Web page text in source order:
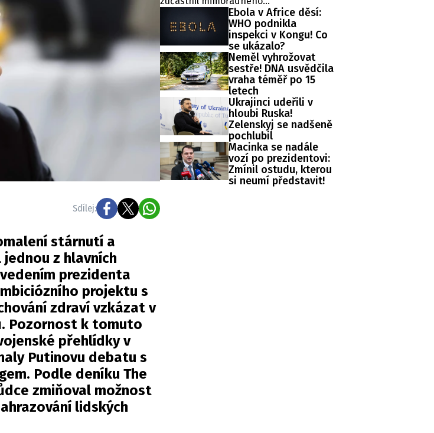
Sdílej:
stárnutí a
z hlavních
prezidenta
projektu s
zdraví vzkázat v
Pozornost k tomuto
přehlídky v
Putinovu debatu s
Podle deníku The
zmiňoval možnost
lidských
videokonferenčního jednání ministrů
vnitra členských států Evropské unie
svolaného v reakci na migrační situaci
ve španělské exklávě Ceuta. Hlavním
tématem byl aktuální vývoj, přijatá
opatření i další postup při ochraně
vnějších hranic Evropské unie.
Ebola v Africe děsí:
WHO podnikla
inspekci v Kongu! Co
se ukázalo?
Neměl vyhrožovat
sestře! DNA usvědčila
vraha téměř po 15
letech
Ukrajinci udeřili v
hloubi Ruska!
Zelenskyj se nadšeně
pochlubil
Macinka se nadále
vozí po prezidentovi:
Zmínil ostudu, kterou
si neumí představit!